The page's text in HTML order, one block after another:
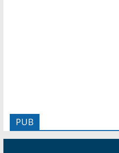
PUB